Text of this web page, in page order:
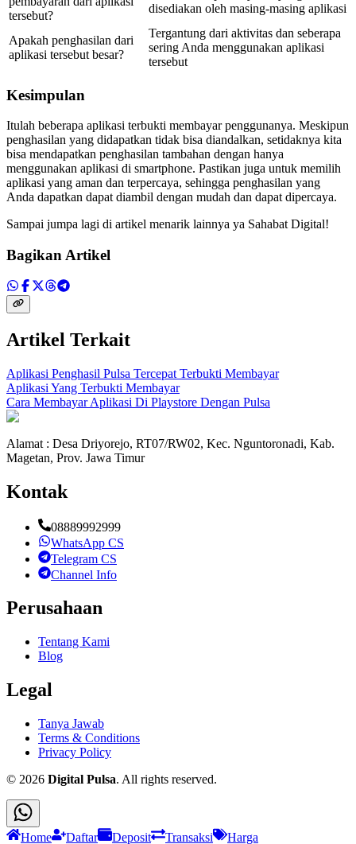
tersebut?
disediakan oleh masing-masing aplikasi
Apakah penghasilan dari
aplikasi tersebut besar?
Tergantung dari aktivitas dan seberapa
sering Anda menggunakan aplikasi
tersebut
Kesimpulan
Itulah beberapa aplikasi terbukti membayar penggunanya. Meskipun
penghasilan yang didapatkan tidak bisa diandalkan, setidaknya kita
bisa mendapatkan penghasilan tambahan dengan hanya
menggunakan aplikasi di smartphone. Pastikan juga untuk memilih
aplikasi yang aman dan terpercaya, sehingga penghasilan yang
Anda dapatkan dapat diambil dengan mudah dan dapat dipercaya.
Sampai jumpa lagi di artikel menarik lainnya ya Sahabat Digital!
Bagikan Artikel
Artikel Terkait
Aplikasi Penghasil Pulsa Tercepat Terbukti Membayar
Aplikasi Yang Terbukti Membayar
Cara Membayar Aplikasi Di Playstore Dengan Pulsa
Alamat : Desa Driyorejo, RT07/RW02, Kec. Nguntoronadi, Kab.
Magetan, Prov. Jawa Timur
Kontak
08889992999
WhatsApp CS
Telegram CS
Channel Info
Perusahaan
Tentang Kami
Blog
Legal
Tanya Jawab
Terms & Conditions
Privacy Policy
© 2026 Digital Pulsa. All rights reserved.
Home Daftar Deposit Transaksi Harga